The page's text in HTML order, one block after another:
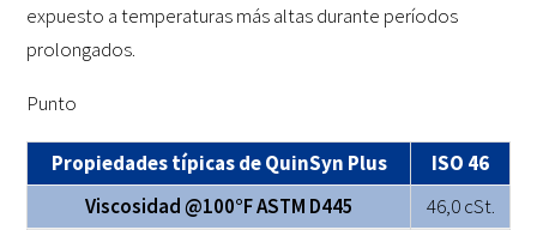
expuesto a temperaturas más altas durante períodos
prolongados.
Punto
Propiedades típicas de QuinSyn Plus
ISO 46
Viscosidad @100°F ASTM D445
46,0 cSt.